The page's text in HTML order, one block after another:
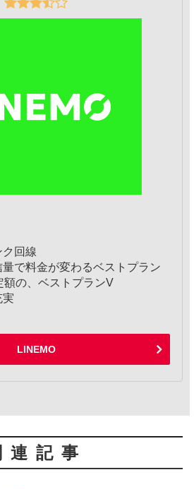
回線
で料金が変わるベストプラン
の、ベストプランV
LINEMO
連記事